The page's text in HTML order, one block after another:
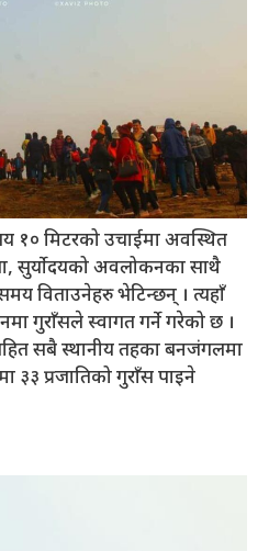
१० मिटरको उचाईमा अवस्थित
सुर्योदयको अवलोकनका साथै
विताउनेहरु भेटिन्छन् । त्यहाँ
गुराँसले स्वागत गर्ने गरेको छ ।
सबै स्थानीय तहका बनजंगलमा
३३ प्रजातिको गुराँस पाइने